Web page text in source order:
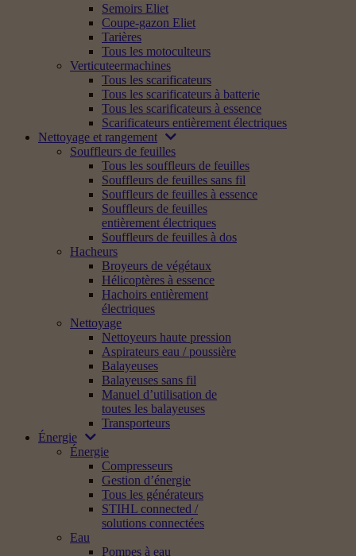
Semoirs Eliet
Coupe-gazon Eliet
Tarières
Tous les motoculteurs
Verticuteermachines
Tous les scarificateurs
Tous les scarificateurs à batterie
Tous les scarificateurs à essence
Scarificateurs entièrement électriques
Nettoyage et rangement
Souffleurs de feuilles
Tous les souffleurs de feuilles
Souffleurs de feuilles sans fil
Souffleurs de feuilles à essence
Souffleurs de feuilles
entièrement électriques
Souffleurs de feuilles à dos
Hacheurs
Broyeurs de végétaux
Hélicoptères à essence
Hachoirs entièrement
électriques
Nettoyage
Nettoyeurs haute pression
Aspirateurs eau / poussière
Balayeuses
Balayeuses sans fil
Manuel d’utilisation de
toutes les balayeuses
Transporteurs
Énergie
Énergie
Compresseurs
Gestion d’énergie
Tous les générateurs
STIHL connected /
solutions connectées
Eau
Pompes à eau